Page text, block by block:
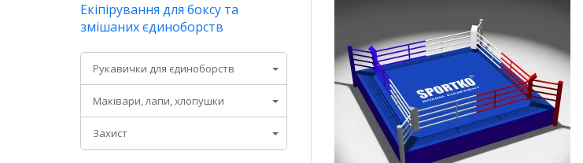
Екіпірування для боксу та
змішаних єдиноборств
Рукавички для єдиноборств
Маківари, лапи, хлопушки
Захист